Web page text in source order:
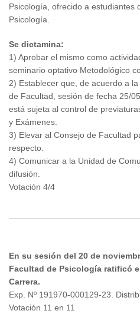
Psicología, ofrecido a estudiantes
Psicología.
Se dictamina:
1) Aprobar el mismo como
seminario optativo Metodológico
2) Establecer que, de acuerdo a
de Facultad, sesión de fecha 25/
está sujeta al control de
y Exámenes.
3) Elevar al Consejo de Facultad
respecto.
4) Comunicar a la Unidad de
difusión.
Votación 4/4
En su sesión del 20 de
Facultad de Psicología ratificó
Carrera.
Exp. Nº 191970-000129-23.
Votación 11 en 11